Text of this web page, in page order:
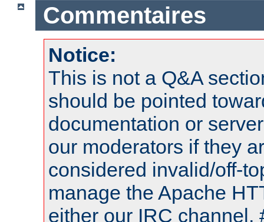
Commentaires
Notice:
This is not a Q&A
should be pointed
documentation or
our moderators if they
considered invalid/off-
manage the Apache
either our IRC channel,